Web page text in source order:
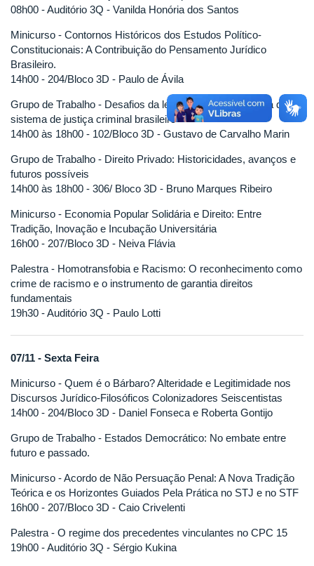
08h00 - Auditório 3Q - Vanilda Honória dos Santos
Minicurso - Contornos Históricos dos Estudos Político-
Constitucionais: A Contribuição do Pensamento Jurídico
Brasileiro.
14h00 - 204/Bloco 3D - Paulo de Ávila
Grupo de Trabalho - Desafios da legitimação democrática dos
sistema de justiça criminal brasileiro
14h00 às 18h00 - 102/Bloco 3D - Gustavo de Carvalho Marin
Grupo de Trabalho - Direito Privado: Historicidades, avanços e
futuros possíveis
14h00 às 18h00 - 306/ Bloco 3D - Bruno Marques Ribeiro
Minicurso - Economia Popular Solidária e Direito: Entre
Tradição, Inovação e Incubação Universitária
16h00 - 207/Bloco 3D - Neiva Flávia
Palestra - Homotransfobia e Racismo: O reconhecimento como
crime de racismo e o instrumento de garantia direitos
fundamentais
19h30 - Auditório 3Q - Paulo Lotti
07/11 - Sexta Feira
Minicurso - Quem é o Bárbaro? Alteridade e Legitimidade nos
Discursos Jurídico-Filosóficos Colonizadores Seiscentistas
14h00 - 204/Bloco 3D - Daniel Fonseca e Roberta Gontijo
Grupo de Trabalho - Estados Democrático: No embate entre
futuro e passado.
Minicurso - Acordo de Não Persuação Penal: A Nova Tradição
Teórica e os Horizontes Guiados Pela Prática no STJ e no STF
16h00 - 207/Bloco 3D - Caio Crivelenti
Palestra - O regime dos precedentes vinculantes no CPC 15
19h00 - Auditório 3Q - Sérgio Kukina